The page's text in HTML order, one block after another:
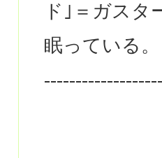
ド｣＝ガス
眠っている。